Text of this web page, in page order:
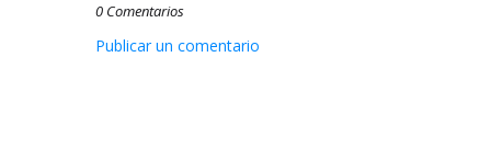
0 Comentarios
Publicar un comentario